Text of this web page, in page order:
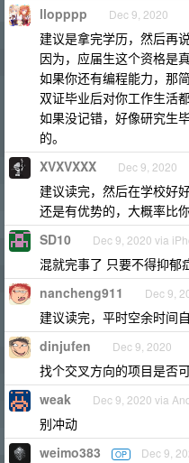
llopppp Dec 9, 2020
建议是拿完学历，然后再说
因为，应届生这个资格是
如果你还有编程能力，那
双证毕业后对你工作生活都
如果没记错，好像研究生
的。
XVXVXXX Dec 9, 2020
建议读完，然后在学校好
还是有优势的，大概率比
SD10 Dec 9, 2020 via
混就完事了 只要不得抑郁
nancheng911 Dec 9,
建议读完，平时空余时间
dinjufen Dec 9, 2020
找个交叉方向的项目是否可
weak Dec 9, 2020 via
别冲动
weimo383 OP Dec 9,